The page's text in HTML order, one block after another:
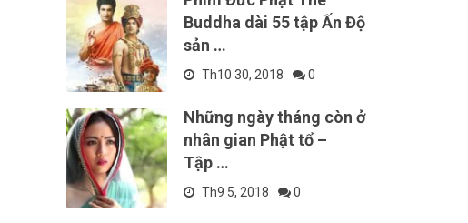
Buddha dài 55 tập Ấn Độ
sản …
Th10 30, 2018 0
Những ngày tháng còn ở
nhân gian Phật tổ –
Tập …
Th9 5, 2018 0